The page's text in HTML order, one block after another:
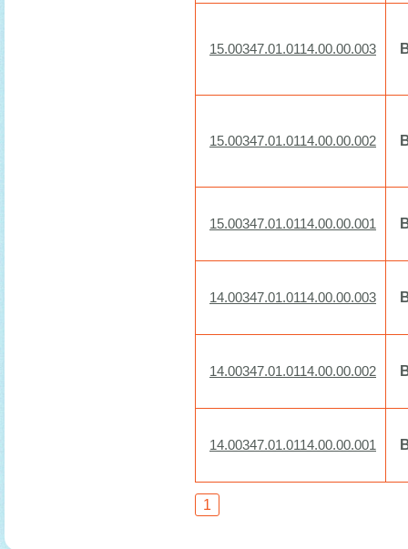
15.00347.01.0114.00.00.003
15.00347.01.0114.00.00.002
15.00347.01.0114.00.00.001
14.00347.01.0114.00.00.003
14.00347.01.0114.00.00.002
14.00347.01.0114.00.00.001
1